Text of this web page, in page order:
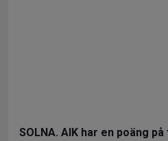
SOLNA. AIK har en poäng